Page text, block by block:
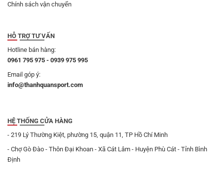
Chính sách vận chuyển
HỖ TRỢ TƯ VẤN
Hotline bán hàng:
0961 795 975 - 0939 975 995
Email góp ý:
info@thanhquansport.com
HỆ THỐNG CỬA HÀNG
- 219 Lý Thường Kiệt, phường 15, quận 11, TP Hồ Chí Minh
- Chợ Gò Đào - Thôn Đại Khoan - Xã Cát Lâm - Huyện Phù Cát - Tỉnh Bình
Định